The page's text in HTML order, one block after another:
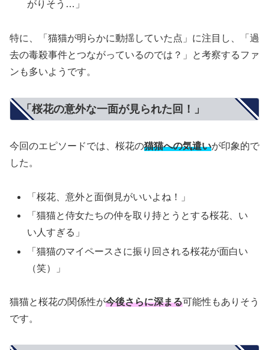
がりそう…」
特に、「猫猫が明らかに動揺していた点」に注目し、「過
去の毒殺事件とつながっているのでは？」と考察するファ
ンも多いようです。
「桜花の意外な一面が見られた回！」
今回のエピソードでは、桜花の猫猫への気遣いが印象的で
した。
「桜花、意外と面倒見がいいよね！」
「猫猫と侍女たちの仲を取り持とうとする桜花、い
い人すぎる」
「猫猫のマイペースさに振り回される桜花が面白い
（笑）」
猫猫と桜花の関係性が今後さらに深まる可能性もありそう
です。